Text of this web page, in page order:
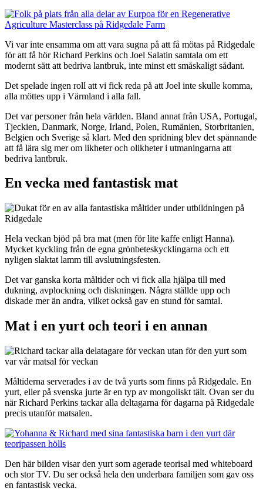
Vi var inte ensamma om att vara sugna på att få mötas på Ridgedale
för att få hör Richard Perkins och Joel Salatin samtala om ett
modernt sätt att bedriva lantbruk, inte minst ett småskaligt sådant.
Det spelade ingen roll att vi fick reda på att Joel inte skulle komma,
alla möttes upp i Värmland i alla fall.
Det var personer från hela världen. Bland annat från USA, Portugal,
Tjeckien, Danmark, Norge, Irland, Polen, Rumänien, Storbritanien,
Belgien och Sverige så klart. Med den spridning blev det spännande
att få lära sig mer om likheter och olikheter i utmaningarna att
bedriva lantbruk.
En vecka med fantastisk mat
Hela veckan bjöd på bra mat (men för lite kaffe enligt Hanna).
Mycket kyckling från de egna grönbeteskycklingarna och ett
nyligen slaktat lamm till avslutningsfesten.
Det var ganska korta måltider och vi fick alla hjälpa till med
dukning, avplockning och diskningen. Några ställde upp och
diskade mer än andra, vilket också gav en stund för samtal.
Mat i en yurt och teori i en annan
Måltiderna serverades i av de två yurts som finns på Ridgedale. En
yurt, eller på svenska jurte är en typ av mongoliskt tält. Ovan ser du
när Richard Perkins tackar alla deltagarna för dagarna på Ridgedale
precis utanför matsalen.
Den här bilden visar den yurt som agerade teorisal med whiteboard
och stor TV. Du ser också hela den underbara familjen som gav oss
en fantastisk vecka.